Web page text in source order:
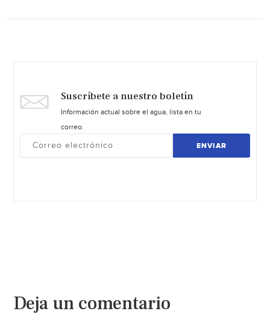
Suscríbete a nuestro boletín
Información actual sobre el agua, lista en tu
correo.
ENVIAR
Deja un comentario